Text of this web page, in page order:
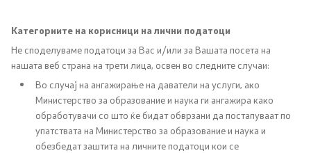
Проект за изградба, опремување и
рехабилитација на училишни спортски сали
Документи
Формулари и пријави
Категориите на корисници на лични податоци
Не споделуваме податоци за Вас и/или за Вашата посета на
нашата веб страна на трети лица, освен во следните случаи:
Во случај на ангажирање на даватели на услуги, ако
Министерство за образование и наука ги ангажира како
обработувачи со што ќе бидат обврзани да постапуваат по
упатствата на Министерство за образование и наука и
обезбедат заштита на личните податоци кои се